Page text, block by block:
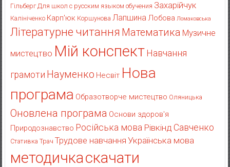
Гільберг Для школ с русским языком обучения Захарійчук
Калініченко Карп'юк Коршунова Лапшина Лобова Ломаковська
Літературне читання Математика Музичне
мистецтво Мій конспект Навчання
грамоти Науменко Несвіт Нова
програма Образотворче мистецтво Оляницька
Оновлена програма Основи здоров'я
Природознавство Російська мова Рівкінд Савченко
Стативка Трач Трудове навчання Українська мова
методичкаскачати